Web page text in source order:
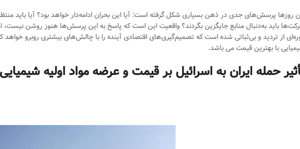
روزها پرسش‌های جدی در ذهن بسیاری شکل گرفته است: آیا این بحران ادامه‌دار خواهد بود؟ آیا باید
باید به‌دنبال منابع جایگزین بگردند؟ واقعیت این است که پاسخ به این پرسش‌ها هنوز روشن
از تردید و بی‌ثباتی شده است که تصمیم‌گیری‌های اقتصادی آینده را با چالش‌های بیشتری روبرو
با بهترین قیمت می باشد.
حمله ایران به اسرائیل بر قیمت و عرضه مواد اولیه شیمیایی